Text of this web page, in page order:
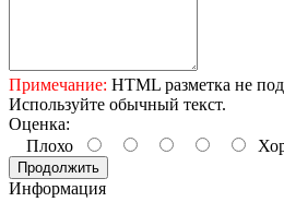
Примечание: HTML разметка не
Используйте обычный текст.
Оценка:
Плохо
Продолжить
Информация